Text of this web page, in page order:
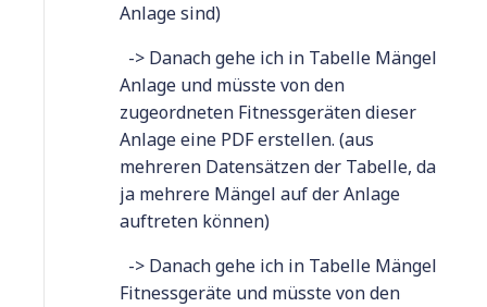
Anlage sind)
-> Danach gehe ich in Tabelle Mängel
Anlage und müsste von den
zugeordneten Fitnessgeräten dieser
Anlage eine PDF erstellen. (aus
mehreren Datensätzen der Tabelle, da
ja mehrere Mängel auf der Anlage
auftreten können)
-> Danach gehe ich in Tabelle Mängel
Fitnessgeräte und müsste von den